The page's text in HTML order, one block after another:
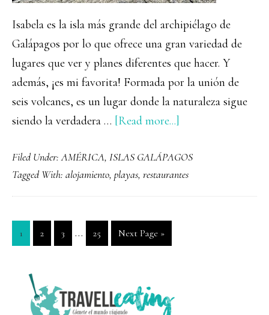
Isabela es la isla más grande del archipiélago de
Galápagos por lo que ofrece una gran variedad de
lugares que ver y planes diferentes que hacer. Y
además, ¡es mi favorita! Formada por la unión de
seis volcanes, es un lugar donde la naturaleza sigue
siendo la verdadera … [Read more...]
ver
y
hacer
Filed Under:AMÉRICA, ISLAS GALÁPAGOS
Tagged With: alojamiento, playas, restaurantes
Go
to
1
Go
to
2
Go
to
3
Interim
pages
…
Go
to
25
Go
to
Next Page »
PRIMARY
SIDEBAR